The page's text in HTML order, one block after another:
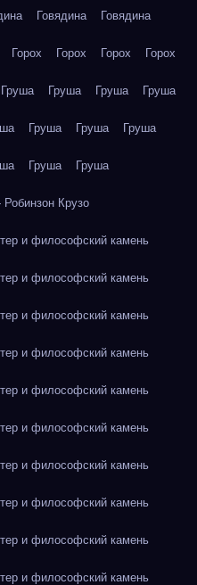
Говядина Говядина
Горох Горох Горох Горох
Груша Груша Груша Груша
Груша Груша Груша
Груша Груша
Крузо
и философский камень
и философский камень
и философский камень
и философский камень
и философский камень
и философский камень
и философский камень
и философский камень
и философский камень
и философский камень